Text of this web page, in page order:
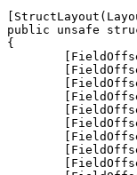
public unsafe
{